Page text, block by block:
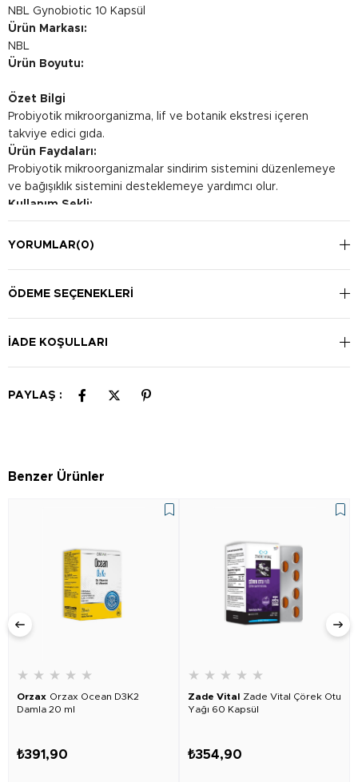
NBL Gynobiotic 10 Kapsül
Ürün Markası:
NBL
Ürün Boyutu:
Özet Bilgi
Probiyotik mikroorganizma, lif ve botanik ekstresi içeren
takviye edici gıda.
Ürün Faydaları:
Probiyotik mikroorganizmalar sindirim sistemini düzenlemeye
ve bağışıklık sistemini desteklemeye yardımcı olur.
Kullanım Şekli:
Tercihen yemeklerle birlikte günde 1-2 kez 1 veya 2 kapsül
olarak kullanılması önerilir.
YORUMLAR(0)
ÖDEME SEÇENEKLERI
İADE KOŞULLARI
PAYLAŞ :
Benzer Ürünler
★ ★ ★ ★ ★
Orzax Orzax Ocean D3K2
Damla 20 ml
₺391,90
★ ★ ★ ★ ★
Zade Vital Zade Vital Çörek Otu
Yağı 60 Kapsül
₺354,90